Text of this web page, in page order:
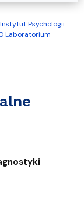
Instytut Psychologii
Laboratorium